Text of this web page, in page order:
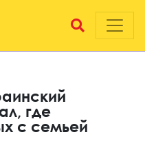
где
с семьей